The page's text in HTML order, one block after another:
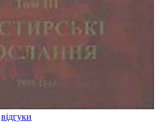
відгуки